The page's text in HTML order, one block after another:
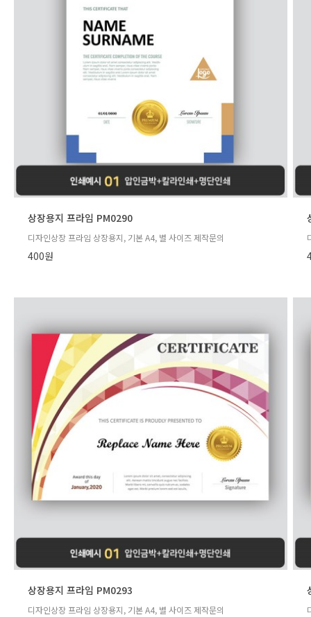
상장용지 프라임 PM0290
디자인상장 프라임 상장용지, 기본 A4, 별 사이즈 제작문의
400원
상장용지 프라임 PM0293
디자인상장 프라임 상장용지, 기본 A4, 별 사이즈 제작문의